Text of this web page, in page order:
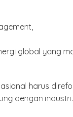
global yang
harus
dengan industri.